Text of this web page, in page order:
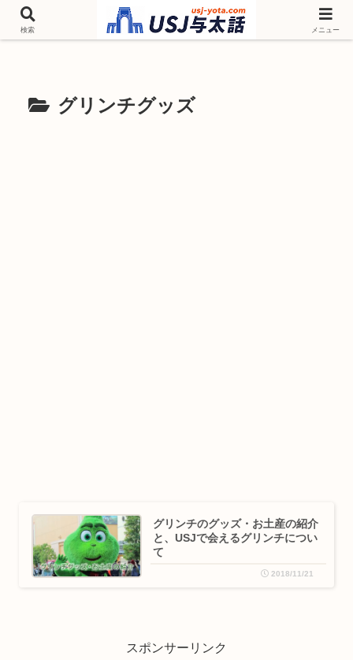
チケットやシーズンイベント ニンテンドーワールド アトラクションなどユニ
バを歩いて情報収集しています
グリンチグッズ
グリンチのグッズ・お土産の紹介
と、USJで会えるグリンチについ
て
2018/11/21
スポンサーリンク
検索 メニュー